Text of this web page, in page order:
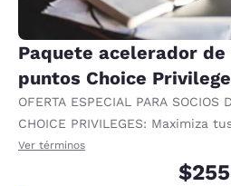
Paquete acelerador de
puntos Choice
OFERTA ESPECIAL PARA SOCIOS
CHOICE PRIVILEGES: Maximiza
recompensas al recibir 1000
Ver términos
$255